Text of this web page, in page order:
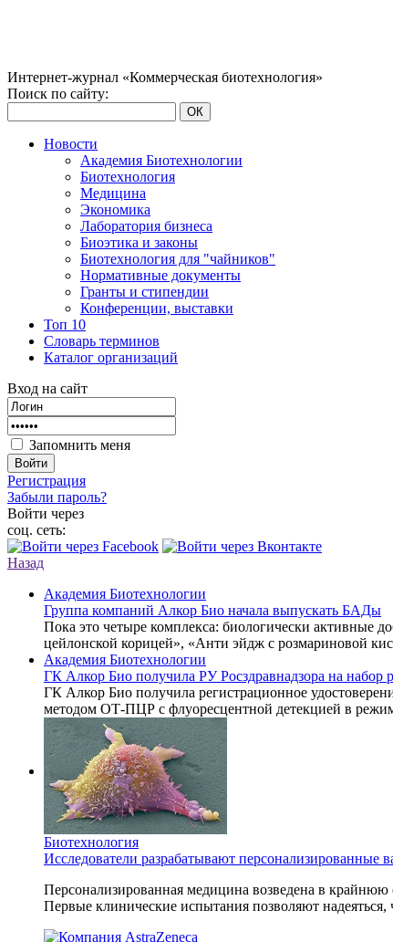
Интернет-журнал «Коммерческая биотехнология»
Поиск по сайту:
ОК
Новости
Академия Биотехнологии
Биотехнология
Медицина
Экономика
Лаборатория бизнеса
Биоэтика и законы
Биотехнология для "чайников"
Нормативные документы
Гранты и стипендии
Конференции, выставки
Топ 10
Словарь терминов
Каталог организаций
Вход на сайт
Запомнить меня
Войти
Регистрация
Забыли пароль?
Войти через
соц. сеть:
Назад
Академия Биотехнологии
Группа компаний Алкор Био начала выпускать БАДы
Пока это четыре комплекса: биологически активные
цейлонской корицей», «Анти эйдж с розмариновой
Академия Биотехнологии
ГК Алкор Био получила РУ Росздравнадзора на набор
ГК Алкор Био получила регистрационное
методом ОТ-ПЦР с флуоресцентной детекцией в
Биотехнология
Исследователи разрабатывают персонализированные
Персонализированная медицина возведена в
Первые клинические испытания позволяют надеяться,